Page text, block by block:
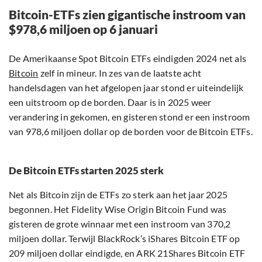
Bitcoin-ETFs zien gigantische instroom van
$978,6 miljoen op 6 januari
De Amerikaanse Spot Bitcoin ETFs eindigden 2024 net als
Bitcoin zelf in mineur. In zes van de laatste acht
handelsdagen van het afgelopen jaar stond er uiteindelijk
een uitstroom op de borden. Daar is in 2025 weer
verandering in gekomen, en gisteren stond er een instroom
van 978,6 miljoen dollar op de borden voor de Bitcoin ETFs.
De Bitcoin ETFs starten 2025 sterk
Net als Bitcoin zijn de ETFs zo sterk aan het jaar 2025
begonnen. Het Fidelity Wise Origin Bitcoin Fund was
gisteren de grote winnaar met een instroom van 370,2
miljoen dollar. Terwijl BlackRock’s iShares Bitcoin ETF op
209 miljoen dollar eindigde, en ARK 21Shares Bitcoin ETF